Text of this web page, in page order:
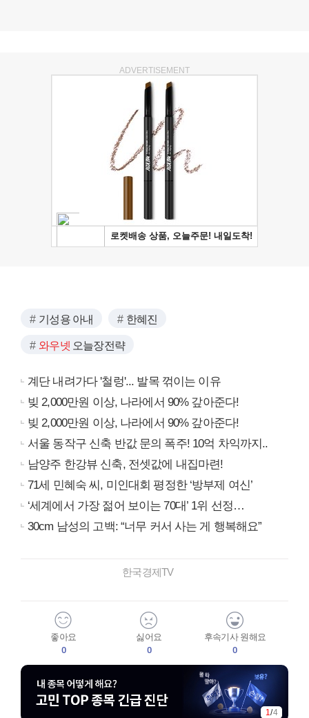
ADVERTISEMENT
기성용 아내 한혜진
와우넷 오늘장전략
계단 내려가다 '철렁'... 발목 꺾이는 이유
빚 2,000만원 이상, 나라에서 90% 갚아준다!
빚 2,000만원 이상, 나라에서 90% 갚아준다!
서울 동작구 신축 반값 문의 폭주! 10억 차익까지..
남양주 한강뷰 신축, 전셋값에 내집마련!
71세 민혜숙 씨, 미인대회 평정한 ‘방부제 여신’
‘세계에서 가장 젊어 보이는 70대’ 1위 선정…
30cm 남성의 고백: “너무 커서 사는 게 행복해요”
한국경제TV
좋아요
0
싫어요
0
후속기사 원해요
0
2/4